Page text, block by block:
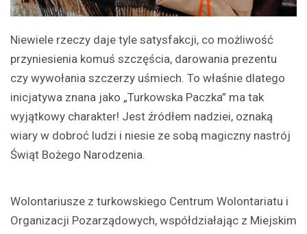
Niewiele rzeczy daje tyle satysfakcji, co możliwość
przyniesienia komuś szczęścia, darowania prezentu
czy wywołania szczerzy uśmiech. To właśnie dlatego
inicjatywa znana jako „Turkowska Paczka” ma tak
wyjątkowy charakter! Jest źródłem nadziei, oznaką
wiary w dobroć ludzi i niesie ze sobą magiczny nastrój
Świąt Bożego Narodzenia.
Wolontariusze z turkowskiego Centrum Wolontariatu i
Organizacji Pozarządowych, współdziałając z Miejskim